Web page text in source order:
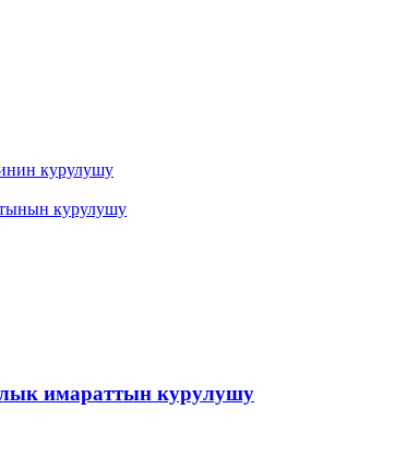
курулушу
курулушу
имараттын курулушу